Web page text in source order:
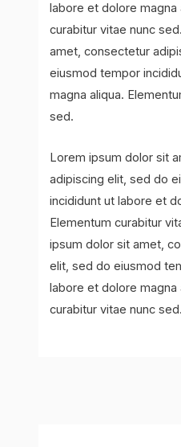
labore et dolore magna
curabitur vitae nunc
amet, consectetur
eiusmod tempor
magna aliqua.
sed.
Lorem ipsum dolor sit
adipiscing elit, sed do
incididunt ut labore et
Elementum curabitur
ipsum dolor sit amet,
elit, sed do eiusmod
labore et dolore magna
curabitur vitae nunc sed.